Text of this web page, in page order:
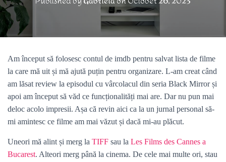
Am început să folosesc contul de imdb pentru salvat lista de filme
la care mă uit și mă ajută puțin pentru organizare. L-am creat când
am lăsat review la episodul cu vârcolacul din seria Black Mirror și
apoi am început să văd ce funcționalități mai are. Dar nu pun mai
deloc acolo impresii. Așa că revin aici ca la un jurnal personal să-
mi amintesc ce filme am mai văzut și dacă mi-au plăcut.
Uneori mă alint și merg la TIFF sau la Les Films des Cannes a
Bucarest. Alteori merg până la cinema. De cele mai multe ori, stau